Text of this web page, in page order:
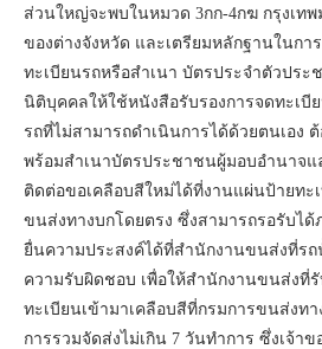
ส่วนใหญ่จะพบในหมวด 3กก-4กฆ กรุงเท
ของต่างจังหวัด และเตรียมหลักฐานในกา
ทะเบียนรถหรือสำเนา บัตรประจำตัวประ
นิติบุคคลให้ใช้หนังสือรับรองการจดทะเบี
รถที่ไม่สามารถดำเนินการได้ด้วยตนเอง
พร้อมสำเนาบัตรประชาชนผู้มอบอำนาจแ
ติดต่อขอเคลือบสีใหม่ได้ที่งานแผ่นป้ายทะ
ขนส่งทางบกโดยตรง ซึ่งสามารถรอรับไ
ยื่นความประสงค์ได้ที่สำนักงานขนส่งที่ร
ความรับผิดชอบ เพื่อให้สำนักงานขนส่งที่
ทะเบียนเข้ามาเคลือบสีที่กรมการขนส่งทา
การรวมจัดส่งไม่เกิน 7 วันทำการ ซึ่งเจ้า